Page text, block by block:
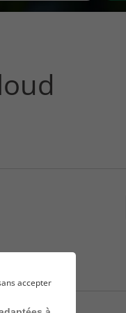
accepter